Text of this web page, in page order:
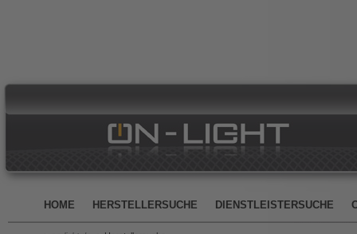
HOME HERSTELLERSUCHE DIENSTLEISTERSUCHE